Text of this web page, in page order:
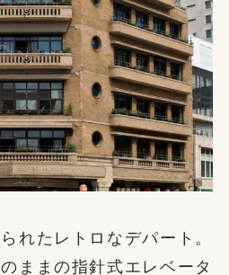
れたレトロなデパート。
ままの指針式エレベータ